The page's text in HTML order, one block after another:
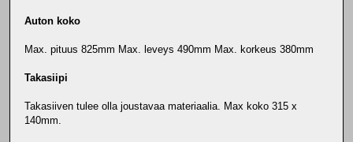
Auton koko
Max. pituus 825mm Max. leveys 490mm Max. korkeus 380mm
Takasiipi
Takasiiven tulee olla joustavaa materiaalia. Max koko 315 x
140mm.